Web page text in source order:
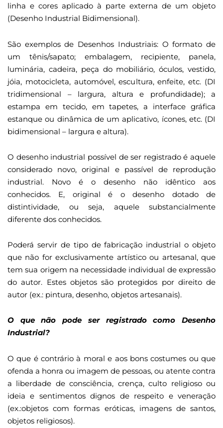
linha e cores aplicado à parte externa de um objeto
(Desenho Industrial Bidimensional).
São exemplos de Desenhos Industriais: O formato de
um tênis/sapato; embalagem, recipiente, panela,
luminária, cadeira, peça do mobiliário, óculos, vestido,
jóia, motocicleta, automóvel, escultura, enfeite, etc. (DI
tridimensional – largura, altura e profundidade); a
estampa em tecido, em tapetes, a interface gráfica
estanque ou dinâmica de um aplicativo, ícones, etc. (DI
bidimensional – largura e altura).
O desenho industrial possível de ser registrado é aquele
considerado novo, original e passível de reprodução
industrial. Novo é o desenho não idêntico aos
conhecidos. E, original é o desenho dotado de
distintividade, ou seja, aquele substancialmente
diferente dos conhecidos.
Poderá servir de tipo de fabricação industrial o objeto
que não for exclusivamente artístico ou artesanal, que
tem sua origem na necessidade individual de expressão
do autor. Estes objetos são protegidos por direito de
autor (ex.: pintura, desenho, objetos artesanais).
O que não pode ser registrado como Desenho
Industrial?
O que é contrário à moral e aos bons costumes ou que
ofenda a honra ou imagem de pessoas, ou atente contra
a liberdade de consciência, crença, culto religioso ou
ideia e sentimentos dignos de respeito e veneração
(ex.:objetos com formas eróticas, imagens de santos,
objetos religiosos).